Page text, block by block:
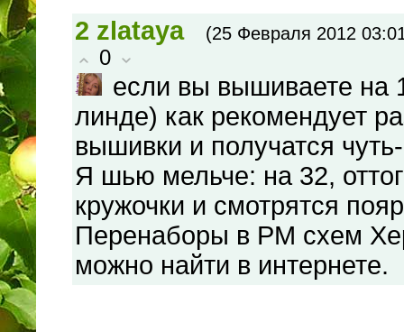
2 zlataya (25 Февраля 2012
0
если вы вышиваете на
линде) как рекомендует
вышивки и получатся
Я шью мельче: на 32,
кружочки и смотрятся
Перенаборы в РМ схем
можно найти в интернете.